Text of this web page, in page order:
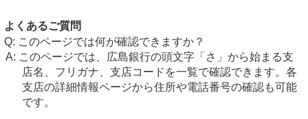
よくあるご質問
このページでは何が確認できますか？
このページでは、広島銀行の頭文字「さ」から始まる支
店名、フリガナ、支店コードを一覧で確認できます。各
支店の詳細情報ページから住所や電話番号の確認も可能
です。